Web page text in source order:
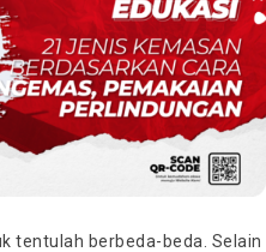
tentulah berbeda-beda. Selain